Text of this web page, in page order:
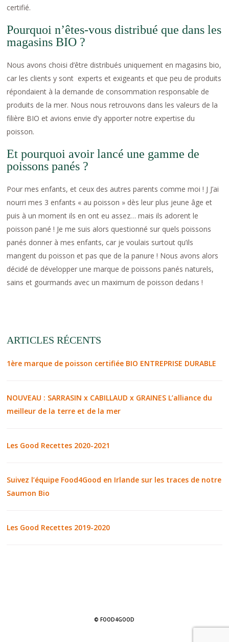
certifié.
Pourquoi n’êtes-vous distribué que dans les
magasins BIO ?
Nous avons choisi d’être distribués uniquement en magasins bio,
car les clients y sont experts et exigeants et que peu de produits
répondaient à la demande de consommation responsable de
produits de la mer. Nous nous retrouvons dans les valeurs de la
filière BIO et avions envie d’y apporter notre expertise du
poisson.
Et pourquoi avoir lancé une gamme de
poissons panés ?
Pour mes enfants, et ceux des autres parents comme moi ! J J’ai
nourri mes 3 enfants « au poisson » dès leur plus jeune âge et
puis à un moment ils en ont eu assez… mais ils adorent le
poisson pané ! Je me suis alors questionné sur quels poissons
panés donner à mes enfants, car je voulais surtout qu’ils
mangent du poisson et pas que de la panure ! Nous avons alors
décidé de développer une marque de poissons panés naturels,
sains et gourmands avec un maximum de poisson dedans !
ARTICLES RÉCENTS
1ère marque de poisson certifiée BIO ENTREPRISE DURABLE
NOUVEAU : SARRASIN x CABILLAUD x GRAINES L’alliance du
meilleur de la terre et de la mer
Les Good Recettes 2020-2021
Suivez l’équipe Food4Good en Irlande sur les traces de notre
Saumon Bio
Les Good Recettes 2019-2020
© FOOD4GOOD